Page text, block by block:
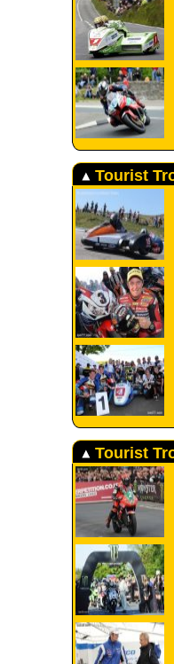
Tourist
Tourist